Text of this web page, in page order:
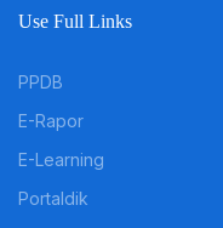
Use Full Links
PPDB
E-Rapor
E-Learning
Portaldik